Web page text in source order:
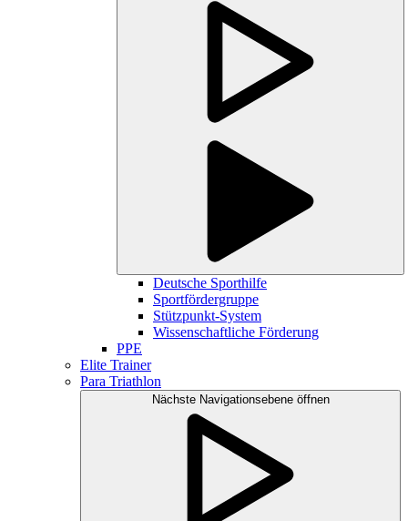
Deutsche Sporthilfe
Sportfördergruppe
Stützpunkt-System
Wissenschaftliche Förderung
PPE
Elite Trainer
Para Triathlon
Nächste Navigationsebene öffnen